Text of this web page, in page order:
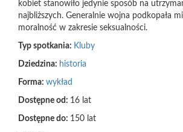
kobiet stanowiło jedynie sposób na
najbliższych. Generalnie wojna podkopała
moralność w zakresie seksualności.
Typ spotkania: Kluby
Dziedzina: historia
Forma: wykład
Dostępne od: 16 lat
Dostępne do: 150 lat